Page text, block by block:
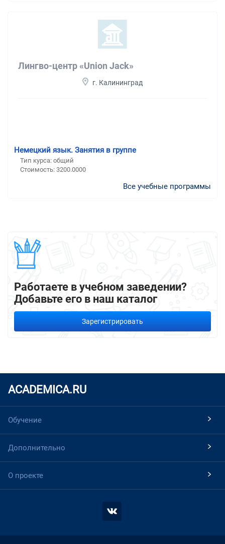
Лингво-центр «Union Jack»
г. Калининград
Немецкий язык. Занятия в группе
Тип курса: общий
Стоимость: 3200.0000
Все учебные программы
Работаете в учебном заведении?
Добавьте его в наш каталог
Зарегистрировать
ACADEMICA.RU
Обучение
Дополнительно
О проекте